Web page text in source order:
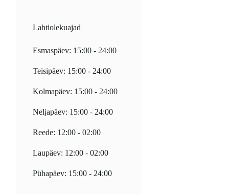
Lahtiolekuajad
Esmaspäev: 15:00 - 24:00
Teisipäev: 15:00 - 24:00
Kolmapäev: 15:00 - 24:00
Neljapäev: 15:00 - 24:00
Reede: 12:00 - 02:00
Laupäev: 12:00 - 02:00
Pühapäev: 15:00 - 24:00